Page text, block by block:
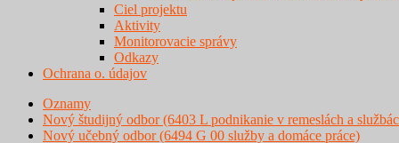
Ciel projektu
Aktivity
Monitorovacie správy
Odkazy
Ochrana o. údajov
Oznamy
Nový študijný odbor (6403 L podnikanie v remeslách a
Nový učebný odbor (6494 G 00 služby a domáce práce)